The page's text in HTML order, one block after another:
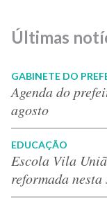
Últimas
GABINETE DO
Agenda do
agosto
EDUCAÇÃO
Escola Vila
reformada